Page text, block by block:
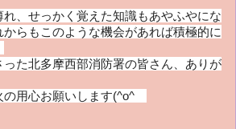
、せっかく覚えた知識もあやふやにな
らもこのような機会があれば積極的に
た北多摩西部消防署の皆さん、ありが
用心お願いします(^o^ゞ